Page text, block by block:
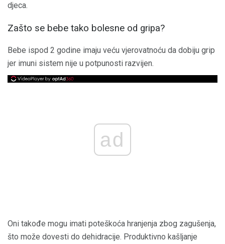
djeca.
Zašto se bebe tako bolesne od gripa?
Bebe ispod 2 godine imaju veću vjerovatnoću da dobiju grip
jer imuni sistem nije u potpunosti razvijen.
ad
Oni takođe mogu imati poteškoća hranjenja zbog zagušenja,
što može dovesti do dehidracije. Produktivno kašljanje